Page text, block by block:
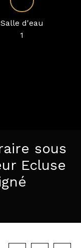
Salle d'eau
1
sous
Ecluse